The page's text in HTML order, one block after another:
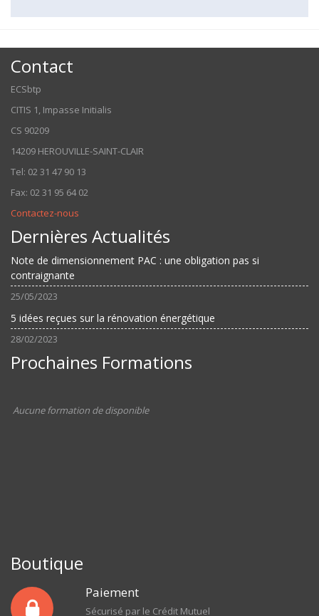
Contact
ECSbtp
CITIS 1, Impasse Initialis
CS 90209
14209 HEROUVILLE-SAINT-CLAIR
Tel: 02 31 47 90 13
Fax: 02 31 95 64 02
Contactez-nous
Dernières Actualités
Note de dimensionnement PAC : une obligation pas si
contraignante
25/05/2023
5 idées reçues sur la rénovation énergétique
28/02/2023
Prochaines Formations
Aucune formation de disponible
Boutique
Paiement
Sécurisé par le Crédit Mutuel